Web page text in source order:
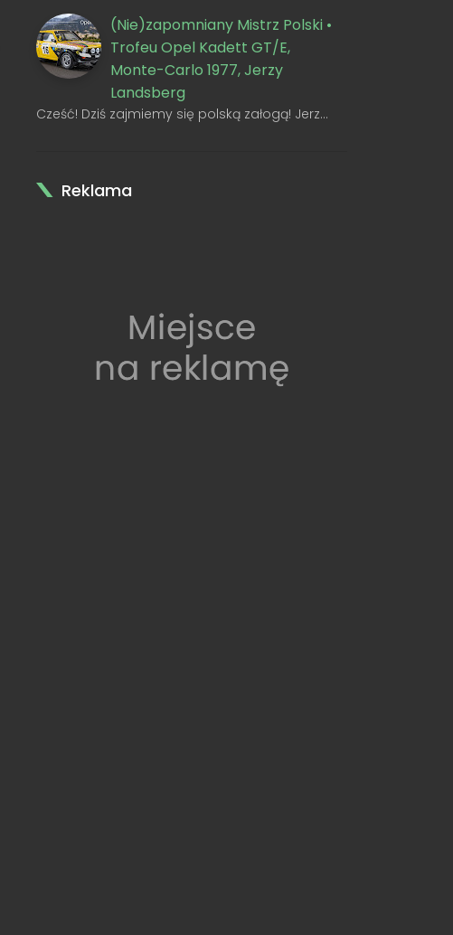
(Nie)zapomniany Mistrz Polski •
Trofeu Opel Kadett GT/E,
Monte-Carlo 1977, Jerzy
Landsberg
Cześć! Dziś zajmiemy się polską załogą! Jerz…
Reklama